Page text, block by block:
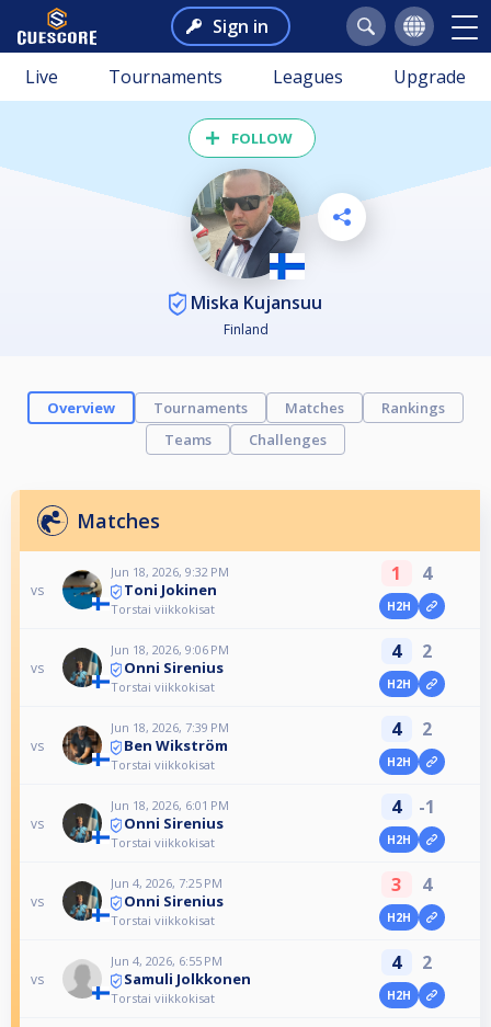
Sign in
Live Tournaments Leagues Upgrade
FOLLOW
Miska Kujansuu
Finland
Overview Tournaments Matches
Rankings
Teams
Challenges
Matches
vs
Jun 18, 2026, 9:32 PM
Toni Jokinen
Torstai viikkokisat
1 4
H2H
vs
Jun 18, 2026, 9:06 PM
Onni Sirenius
Torstai viikkokisat
4 2
H2H
vs
Jun 18, 2026, 7:39 PM
Ben Wikström
Torstai viikkokisat
4 2
H2H
vs
Jun 18, 2026, 6:01 PM
Onni Sirenius
Torstai viikkokisat
4 -1
H2H
vs
Jun 4, 2026, 7:25 PM
Onni Sirenius
Torstai viikkokisat
3 4
H2H
vs
Jun 4, 2026, 6:55 PM
Samuli Jolkkonen
Torstai viikkokisat
4 2
H2H